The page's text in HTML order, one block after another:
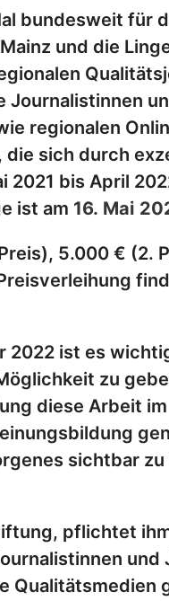
bundesweit für
und die
Journalistinnen
regionalen
sich durch
2021 bis April
ist am 16. Mai
5.000 € (2.
2022 ist es
zu
diese Arbeit im
sichtbar zu
pflichtet
und
Qualitätsmedien